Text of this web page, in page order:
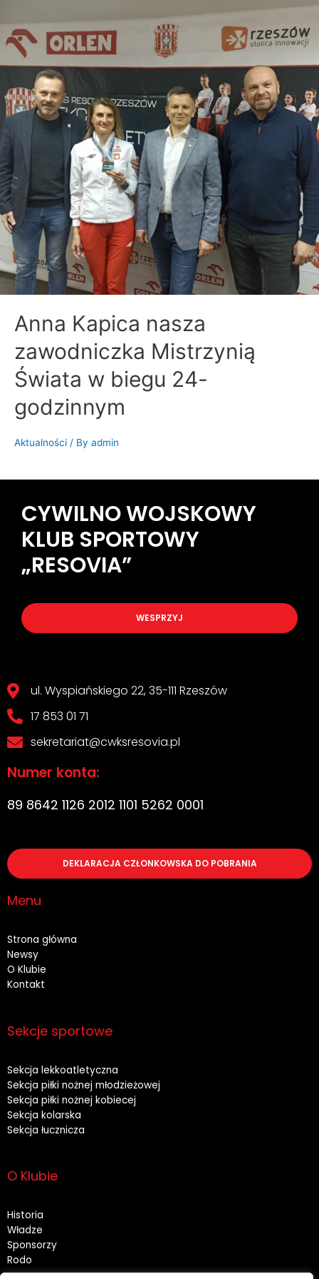
Anna Kapica nasza
zawodniczka Mistrzynią
Świata w biegu 24-
godzinnym
Aktualności / By admin
CYWILNO WOJSKOWY
KLUB SPORTOWY
„RESOVIA”
WESPRZYJ
ul. Wyspiańskiego 22, 35-111 Rzeszów
17 853 01 71
sekretariat@cwksresovia.pl
Numer konta:
89 8642 1126 2012 1101 5262 0001
DEKLARACJA CZŁONKOWSKA DO POBRANIA
Menu
Strona główna
Newsy
O Klubie
Kontakt
Sekcje sportowe
Sekcja lekkoatletyczna
Sekcja piłki nożnej młodzieżowej
Sekcja piłki nożnej kobiecej
Sekcja kolarska
Sekcja łucznicza
O Klubie
Historia
Władze
Sponsorzy
Rodo